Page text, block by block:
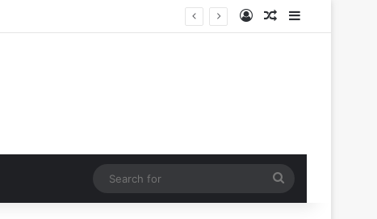
Log InRandom Article
Sidebar
for